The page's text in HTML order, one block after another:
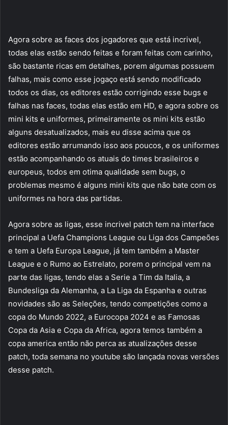
Agora sobre as faces dos jogadores que está incrivel,
todas elas estão sendo feitas e foram feitas com carinho,
são bastante ricas em detalhes, porem algumas possuem
falhas, mais como esse jogaço está sendo modificado
todos os dias, os editores estão corrigindo esse bugs e
falhas nas faces, todas elas estão em HD, e agora sobre os
mini kits e uniformes, primeiramente os mini kits estão
alguns desatualizados, mais eu disse acima que os
editores estão arrumando isso aos poucos, e os uniformes
estão acompanhando os atuais do times brasileiros e
europeus, todos em otima qualidade sem bugs, o
problemas mesmo é alguns mini kits que não bate com os
uniformes na hora das partidas.
Agora sobre as ligas, esse incrivel patch tem na interface
principal a Uefa Champions League ou Liga dos Campeões
e tem a Uefa Europa League, já tem também a Master
League e o Rumo ao Estrelato, porem o principal vem na
parte das ligas, tendo elas a Serie a Tim da Italia, a
Bundesliga da Alemanha, a La Liga da Espanha e outras
novidades são as Seleções, tendo competições como a
copa do Mundo 2022, a Eurocopa 2024 e as Famosas
Copa da Asia e Copa da Africa, agora temos também a
copa america então não perca as atualizações desse
patch, toda semana no youtube são lançada novas versões
desse patch.